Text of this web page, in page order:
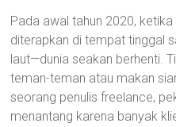
Pada awal tahun 2020,
diterapkan di tempat tinggal
laut—dunia seakan berhenti.
teman-teman atau makan
seorang penulis freelance,
menantang karena banyak